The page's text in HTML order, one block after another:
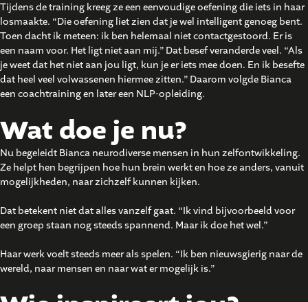
Tijdens de training kreeg ze een eenvoudige oefening die iets in haar
losmaakte. “Die oefening liet zien dat je wel intelligent genoeg bent.
Toen dacht ik meteen: ik ben helemaal niet contactgestoord. Er is
een naam voor. Het ligt niet aan mij.” Dat besef veranderde veel. “Als
je weet dat het niet aan jou ligt, kun je er iets mee doen. En ik besefte
dat heel veel volwassenen hiermee zitten.” Daarom volgde Bianca
een coachtraining en later een NLP-opleiding.
Wat doe je nu?
Nu begeleidt Bianca neurodiverse mensen in hun zelfontwikkeling.
Ze helpt hen begrijpen hoe hun brein werkt en hoe ze anders, vanuit
mogelijkheden, naar zichzelf kunnen kijken.
Dat betekent niet dat alles vanzelf gaat. “Ik vind bijvoorbeeld voor
een groep staan nog steeds spannend. Maar ik doe het wel.”
Haar werk voelt steeds meer als spelen. “Ik ben nieuwsgierig naar de
wereld, naar mensen en naar wat er mogelijk is.”